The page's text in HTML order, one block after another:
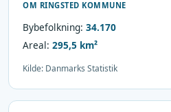
OM RINGSTED KOMMUNE
Bybefolkning: 34.170
Areal: 295,5 km²
Kilde: Danmarks Statistik